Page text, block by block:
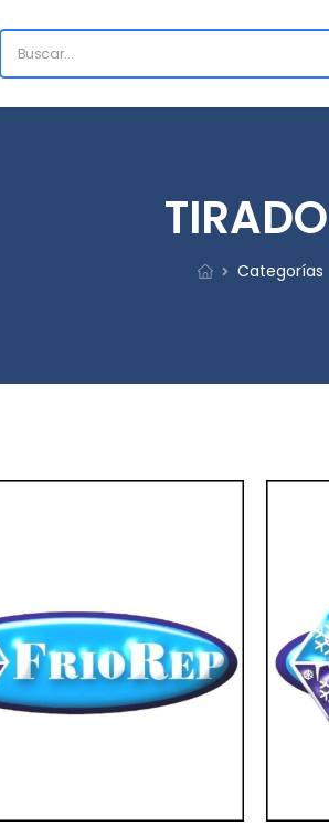
Categorías